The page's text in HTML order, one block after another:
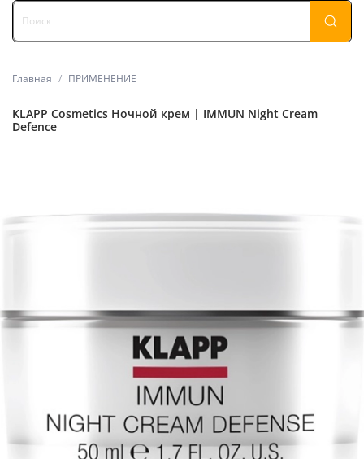
Главная ПРИМЕНЕНИЕ
KLAPP Cosmetics Ночной крем | IMMUN Night Cream
Defence